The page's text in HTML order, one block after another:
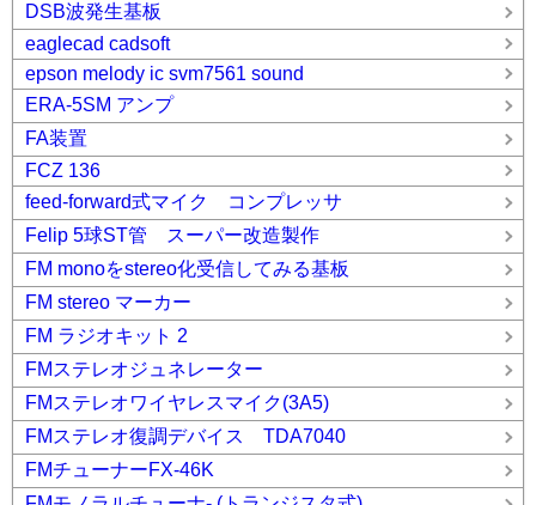
DSB波発生基板
eaglecad cadsoft
epson melody ic svm7561 sound
ERA-5SM アンプ
FA装置
FCZ 136
feed-forward式マイク コンプレッサ
Felip 5球ST管 スーパー改造製作
FM monoをstereo化受信してみる基板
FM stereo マーカー
FM ラジオキット 2
FMステレオジュネレーター
FMステレオワイヤレスマイク(3A5)
FMステレオ復調デバイス TDA7040
FMチューナーFX-46K